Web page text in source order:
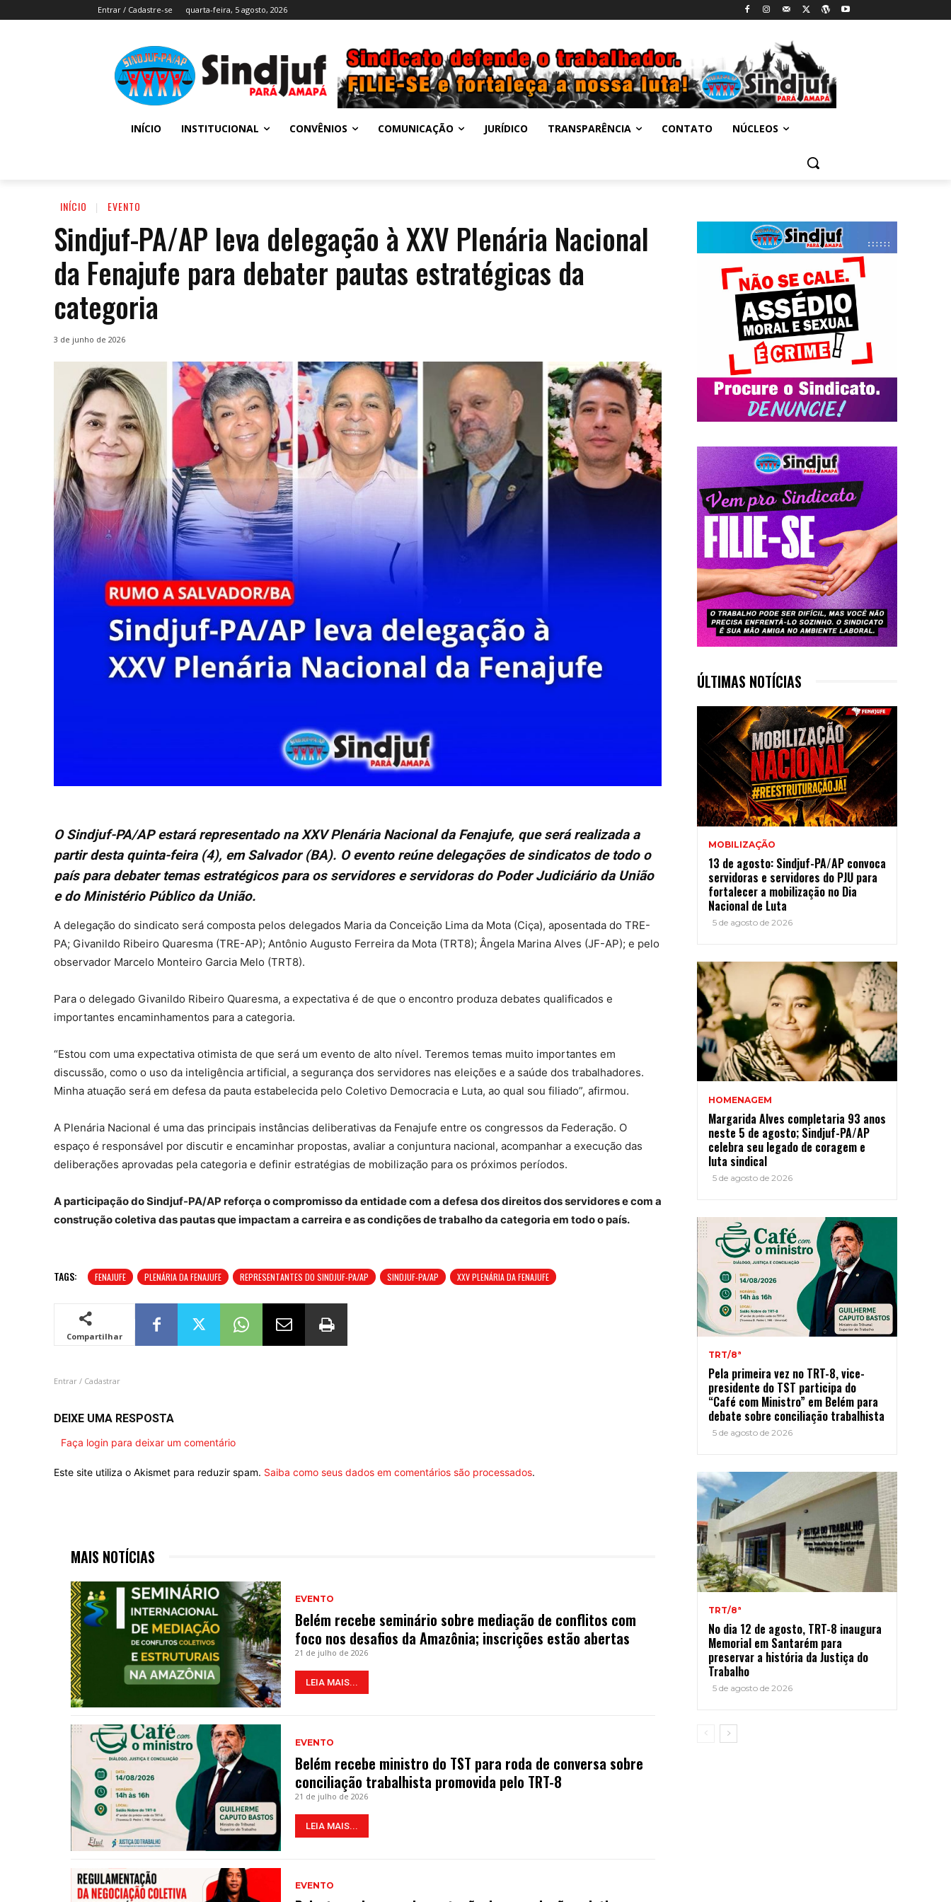
Entrar / Cadastre-se quarta-feira, 5 agosto, 2026
INÍCIO INSTITUCIONAL CONVÊNIOS COMUNICAÇÃO JURÍDICO TRANSPARÊNCIA CONTATO NÚCLEOS
INÍCIO EVENTO
Sindjuf-PA/AP leva delegação à XXV Plenária Nacional
da Fenajufe para debater pautas estratégicas da
categoria
3 de junho de 2026
O Sindjuf-PA/AP estará representado na XXV Plenária Nacional da Fenajufe, que será realizada a
partir desta quinta-feira (4), em Salvador (BA). O evento reúne delegações de sindicatos de todo o
país para debater temas estratégicos para os servidores e servidoras do Poder Judiciário da União
e do Ministério Público da União.
A delegação do sindicato será composta pelos delegados Maria da Conceição Lima da Mota (Ciça), aposentada do TRE-
PA; Givanildo Ribeiro Quaresma (TRE-AP); Antônio Augusto Ferreira da Mota (TRT8); Ângela Marina Alves (JF-AP); e pelo
observador Marcelo Monteiro Garcia Melo (TRT8).
Para o delegado Givanildo Ribeiro Quaresma, a expectativa é de que o encontro produza debates qualificados e
importantes encaminhamentos para a categoria.
“Estou com uma expectativa otimista de que será um evento de alto nível. Teremos temas muito importantes em
discussão, como o uso da inteligência artificial, a segurança dos servidores nas eleições e a saúde dos trabalhadores.
Minha atuação será em defesa da pauta estabelecida pelo Coletivo Democracia e Luta, ao qual sou filiado”, afirmou.
A Plenária Nacional é uma das principais instâncias deliberativas da Fenajufe entre os congressos da Federação. O
espaço é responsável por discutir e encaminhar propostas, avaliar a conjuntura nacional, acompanhar a execução das
deliberações aprovadas pela categoria e definir estratégias de mobilização para os próximos períodos.
A participação do Sindjuf-PA/AP reforça o compromisso da entidade com a defesa dos direitos dos servidores e com a
construção coletiva das pautas que impactam a carreira e as condições de trabalho da categoria em todo o país.
TAGS: FENAJUFE PLENÁRIA DA FENAJUFE REPRESENTANTES DO SINDJUF-PA/AP SINDJUF-PA/AP XXV PLENÁRIA DA FENAJUFE
Compartilhar
Entrar / Cadastrar
DEIXE UMA RESPOSTA
Faça login para deixar um comentário
Este site utiliza o Akismet para reduzir spam. Saiba como seus dados em comentários são processados.
MAIS NOTÍCIAS
EVENTO
Belém recebe seminário sobre mediação de conflitos com
foco nos desafios da Amazônia; inscrições estão abertas
21 de julho de 2026
LEIA MAIS...
EVENTO
Belém recebe ministro do TST para roda de conversa sobre
conciliação trabalhista promovida pelo TRT-8
21 de julho de 2026
LEIA MAIS...
EVENTO
ÚLTIMAS NOTÍCIAS
MOBILIZAÇÃO
13 de agosto: Sindjuf-PA/AP convoca
servidoras e servidores do PJU para
fortalecer a mobilização no Dia
Nacional de Luta
5 de agosto de 2026
HOMENAGEM
Margarida Alves completaria 93 anos
neste 5 de agosto; Sindjuf-PA/AP
celebra seu legado de coragem e
luta sindical
5 de agosto de 2026
TRT/8ª
Pela primeira vez no TRT-8, vice-
presidente do TST participa do
“Café com Ministro” em Belém para
debate sobre conciliação trabalhista
5 de agosto de 2026
TRT/8ª
No dia 12 de agosto, TRT-8 inaugura
Memorial em Santarém para
preservar a história da Justiça do
Trabalho
5 de agosto de 2026